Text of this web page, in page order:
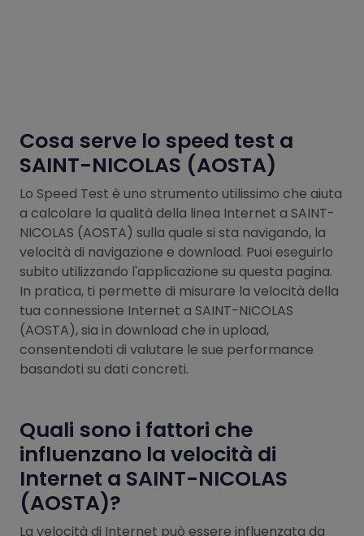
Cosa serve lo speed test a
SAINT-NICOLAS (AOSTA)
Lo Speed Test è uno strumento utilissimo che aiuta
a calcolare la qualità della linea Internet a SAINT-
NICOLAS (AOSTA) sulla quale si sta navigando, la
velocità di navigazione e download. Puoi eseguirlo
subito utilizzando l'applicazione su questa pagina.
In pratica, ti permette di misurare la velocità della
tua connessione Internet a SAINT-NICOLAS
(AOSTA), sia in download che in upload,
consentendoti di valutare le sue performance
basandoti su dati concreti.
Quali sono i fattori che
influenzano la velocità di
Internet a SAINT-NICOLAS
(AOSTA)?
La velocità di Internet può essere influenzata da